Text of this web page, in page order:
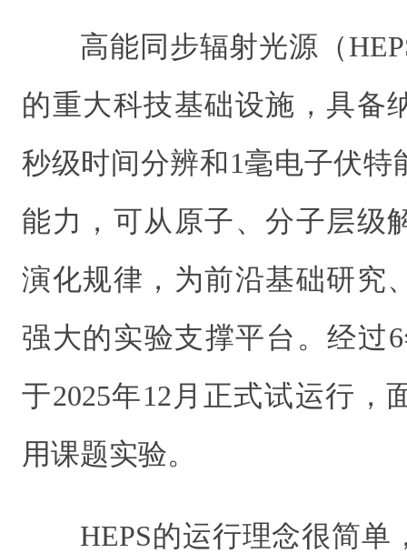
高能同步辐射光源（
的重大科技基础设施，具备
秒级时间分辨和1毫电子伏特
能力，可从原子、分子层级
演化规律，为前沿基础研究
强大的实验支撑平台。经过
于2025年12月正式试运行，
用课题实验。
HEPS的运行理念很简